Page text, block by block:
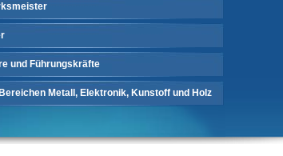
und Führungskräfte
Metall, Elektronik, Kunstoff und Holz